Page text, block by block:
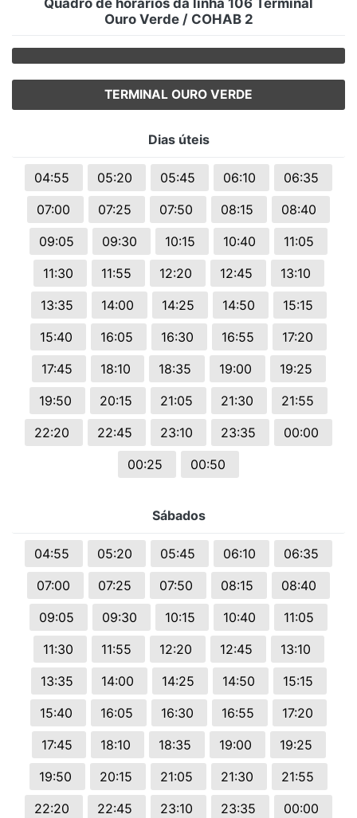
Quadro de horários da linha 106 Terminal
Ouro Verde / COHAB 2
TERMINAL OURO VERDE
Dias úteis
04:55 05:20 05:45 06:10
06:35
07:00
07:25 07:50 08:15
08:40
09:05
09:30 10:15 10:40
11:05
11:30
11:55 12:20 12:45
13:10
13:35
14:00 14:25 14:50
15:15
15:40
16:05 16:30 16:55
17:20
17:45
18:10 18:35 19:00
19:25
19:50
20:15 21:05 21:30
21:55
22:20
22:45 23:10 23:35
00:00
00:25
00:50
Sábados
04:55 05:20 05:45 06:10
06:35
07:00
07:25 07:50 08:15
08:40
09:05
09:30 10:15 10:40
11:05
11:30
11:55 12:20 12:45
13:10
13:35
14:00 14:25 14:50
15:15
15:40
16:05 16:30 16:55
17:20
17:45
18:10 18:35 19:00
19:25
19:50
20:15 21:05 21:30
21:55
22:20
22:45 23:10 23:35
00:00